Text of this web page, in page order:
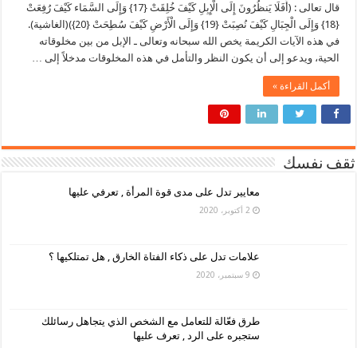
قال تعالى : (أَفَلَا يَنظُرُونَ إِلَى الْإِبِلِ كَيْفَ خُلِقَتْ {17} وَإِلَى السَّمَاء كَيْفَ رُفِعَتْ
{18} وَإِلَى الْجِبَالِ كَيْفَ نُصِبَتْ {19} وَإِلَى الْأَرْضِ كَيْفَ سُطِحَتْ {20})(الغاشية).
في هذه الآيات الكريمة يخص الله سبحانه وتعالى ـ الإبل من بين مخلوقاته
الحية، ويدعو إلى أن يكون النظر والتأمل في هذه المخلوقات مدخلاً إلى …
أكمل القراءة »
ثقف نفسك
معايير تدل على مدى قوة المرأة , تعرفي عليها
2 أكتوبر، 2020
علامات تدل على ذكاء الفتاة الخارق , هل تمتلكيها ؟
9 سبتمبر، 2020
طرق فعّالة للتعامل مع الشخص الذي يتجاهل رسائلك
ستجبره على الرد , تعرف عليها